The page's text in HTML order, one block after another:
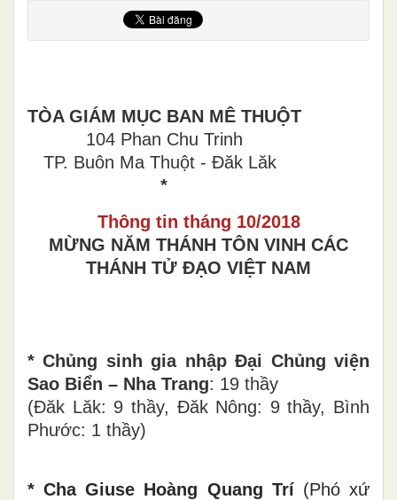
TÒA GIÁM MỤC BAN MÊ THUỘT
104 Phan Chu Trinh
TP. Buôn Ma Thuột - Đăk Lăk
*
Thông tin tháng 10/2018
MỪNG NĂM THÁNH TÔN VINH CÁC
THÁNH TỬ ĐẠO VIỆT NAM
* Chủng sinh gia nhập Đại Chủng viện
Sao Biển – Nha Trang: 19 thầy
(Đăk Lăk: 9 thầy, Đăk Nông: 9 thầy, Bình
Phước: 1 thầy)
* Cha Giuse Hoàng Quang Trí(Phó xứ